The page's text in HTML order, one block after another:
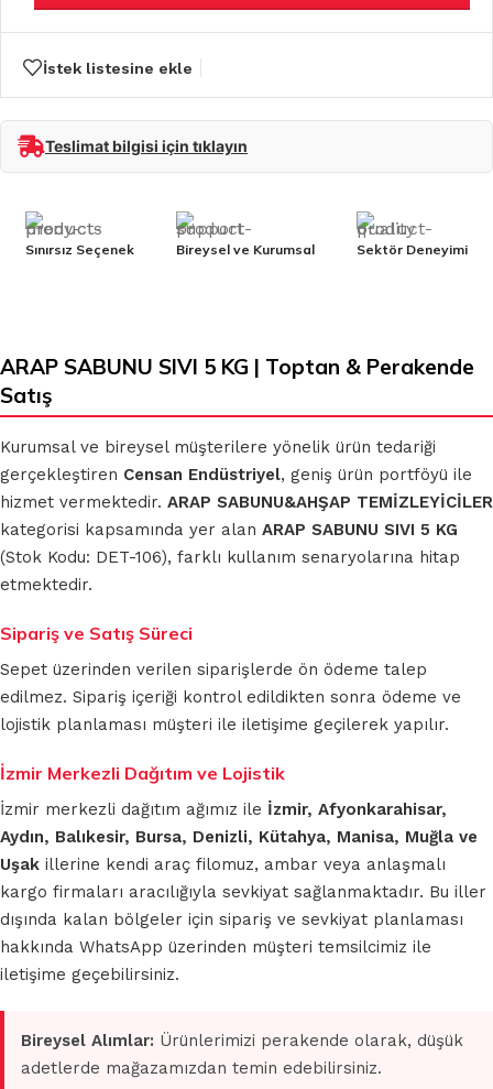
İstek listesine ekle
Teslimat bilgisi için tıklayın
Sınırsız Seçenek Bireysel ve Kurumsal Sektör Deneyimi
ARAP SABUNU SIVI 5 KG | Toptan & Perakende
Satış
Kurumsal ve bireysel müşterilere yönelik ürün tedariği
gerçekleştiren Censan Endüstriyel, geniş ürün portföyü ile
hizmet vermektedir. ARAP SABUNU&AHŞAP TEMİZLEYİCİLER
kategorisi kapsamında yer alan ARAP SABUNU SIVI 5 KG
(Stok Kodu: DET-106), farklı kullanım senaryolarına hitap
etmektedir.
Sipariş ve Satış Süreci
Sepet üzerinden verilen siparişlerde ön ödeme talep
edilmez. Sipariş içeriği kontrol edildikten sonra ödeme ve
lojistik planlaması müşteri ile iletişime geçilerek yapılır.
İzmir Merkezli Dağıtım ve Lojistik
İzmir merkezli dağıtım ağımız ile İzmir, Afyonkarahisar,
Aydın, Balıkesir, Bursa, Denizli, Kütahya, Manisa, Muğla ve
Uşak illerine kendi araç filomuz, ambar veya anlaşmalı
kargo firmaları aracılığıyla sevkiyat sağlanmaktadır. Bu iller
dışında kalan bölgeler için sipariş ve sevkiyat planlaması
hakkında WhatsApp üzerinden müşteri temsilcimiz ile
iletişime geçebilirsiniz.
Bireysel Alımlar: Ürünlerimizi perakende olarak, düşük
adetlerde mağazamızdan temin edebilirsiniz.